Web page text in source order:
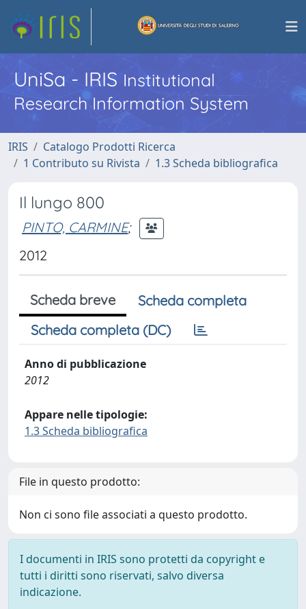
UniSa - IRISInstitutional
Research Information System
IRIS
Catalogo Prodotti Ricerca
1 Contributo su Rivista
1.3 Scheda bibliografica
Il lungo 800
PINTO, CARMINE;
2012
Scheda breve
Scheda completa
Scheda completa (DC)
Anno di pubblicazione
2012
Appare nelle tipologie:
1.3 Scheda bibliografica
File in questo prodotto:
Non ci sono file associati a questo prodotto.
I documenti in IRIS sono protetti da copyright e
tutti i diritti sono riservati, salvo diversa
indicazione.